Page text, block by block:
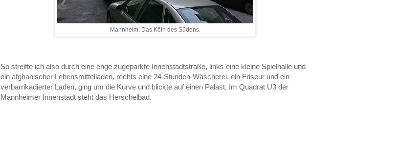
Mannheim. Das Köln des Südens.
So streifte ich also durch eine enge zugeparkte Innenstadtstraße, links eine kleine Spielhalle und
ein afghanischer Lebensmittelladen, rechts eine 24-Stunden-Wäscherei, ein Friseur und ein
verbarrikadierter Laden, ging um die Kurve und blickte auf einen Palast. Im Quadrat U3 der
Mannheimer Innenstadt steht das Herschelbad.